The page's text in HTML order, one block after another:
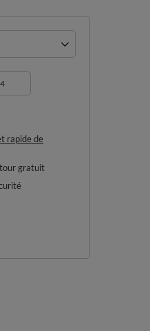
rapidede
gratuit